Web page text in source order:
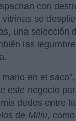
con
se
una selección
las
en el
este negocio
dedos entre
de MiIiu,